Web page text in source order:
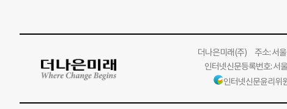
더나은미래(주)주소: 서울
인터넷신문등록번호:
인터넷신문윤리위